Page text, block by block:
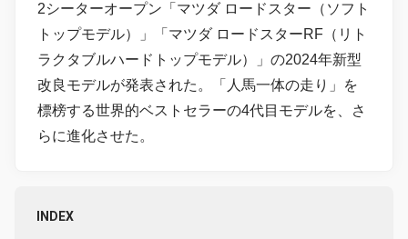
2シーターオープン「マツダ ロードスター（ソフト
トップモデル）」「マツダ ロードスターRF（リト
ラクタブルハードトップモデル）」の2024年新型
改良モデルが発表された。「人馬一体の走り」を
標榜する世界的ベストセラーの4代目モデルを、さ
らに進化させた。
INDEX